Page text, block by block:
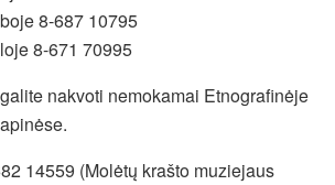
8-687 10795
8-671 70995
nakvoti nemokamai Etnografinėje
14559 (Molėtų krašto muziejaus